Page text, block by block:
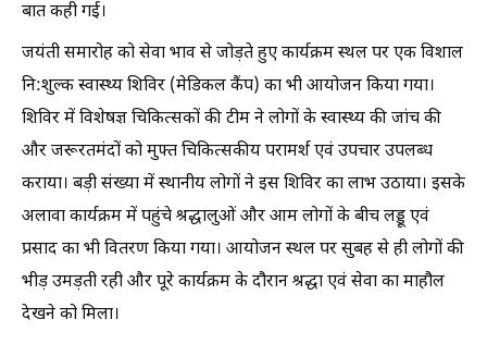
बात कही गई।
जयंती समारोह को सेवा भाव से जोड़ते हुए कार्यक्रम स्थल पर एक विशाल
नि:शुल्क स्वास्थ्य शिविर (मेडिकल कैंप) का भी आयोजन किया गया।
शिविर में विशेषज्ञ चिकित्सकों की टीम ने लोगों के स्वास्थ्य की जांच की
और जरूरतमंदों को मुफ्त चिकित्सकीय परामर्श एवं उपचार उपलब्ध
कराया। बड़ी संख्या में स्थानीय लोगों ने इस शिविर का लाभ उठाया। इसके
अलावा कार्यक्रम में पहुंचे श्रद्धालुओं और आम लोगों के बीच लड्डू एवं
प्रसाद का भी वितरण किया गया। आयोजन स्थल पर सुबह से ही लोगों की
भीड़ उमड़ती रही और पूरे कार्यक्रम के दौरान श्रद्धा एवं सेवा का माहौल
देखने को मिला।